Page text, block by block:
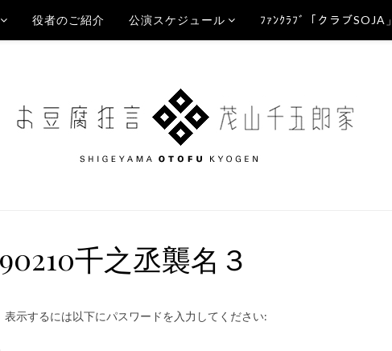
役者のご紹介 公演スケジュール ﾌｧﾝｸﾗﾌﾞ「クラブSOJA」
千之丞襲名３
示するには以下にパスワードを入力してください: